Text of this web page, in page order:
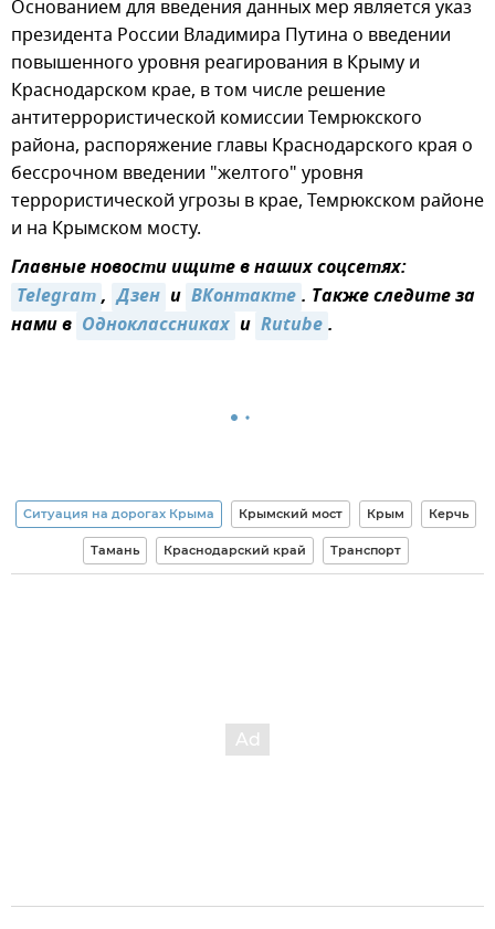
Основанием для введения данных мер является указ
президента России Владимира Путина о введении
повышенного уровня реагирования в Крыму и
Краснодарском крае, в том числе решение
антитеррористической комиссии Темрюкского
района, распоряжение главы Краснодарского края о
бессрочном введении "желтого" уровня
террористической угрозы в крае, Темрюкском районе
и на Крымском мосту.
Главные новости ищите в наших соцсетях:
Telegram, Дзен и ВКонтакте. Также следите за
нами в Одноклассниках и Rutube.
Ситуация на дорогах Крыма Крымский мост Крым Керчь
Тамань Краснодарский край Транспорт